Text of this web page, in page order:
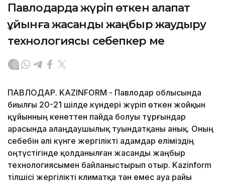
Павлодарда жүріп өткен алапат
құйынға жасанды жаңбыр жаудыру
технологиясы себепкер ме
ПАВЛОДАР. KAZINFORM - Павлодар облысында
биылғы 20-21 шілде күндері жүріп өткен жойқын
құйынның кенеттен пайда болуы тұрғындар
арасында алаңдаушылық туындатқаны анық. Оның
себебін әлі күнге жергілікті адамдар еліміздің
оңтүстігінде қолданылған жасанды жаңбыр
технологиясымен байланыстырып отыр. Kazinform
тілшісі жергілікті климатқа тән емес ауа райы